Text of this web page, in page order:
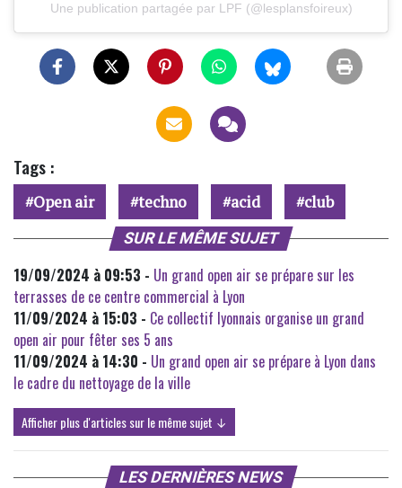
Une publication partagée par LPF (@lesplansfoireux)
Tags :
Open air techno acid club
SUR LE MÊME SUJET
19/09/2024 à 09:53 - Un grand open air se prépare sur les
terrasses de ce centre commercial à Lyon
11/09/2024 à 15:03 - Ce collectif lyonnais organise un grand
open air pour fêter ses 5 ans
11/09/2024 à 14:30 - Un grand open air se prépare à Lyon dans
le cadre du nettoyage de la ville
Afficher plus d'articles sur le même sujet ↓
LES DERNIÈRES NEWS